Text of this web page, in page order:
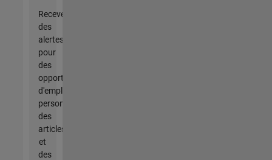
Recevez
des
alertes
pour
des
opportunités
d'emploi
personnalisées,
des
articles
et
des